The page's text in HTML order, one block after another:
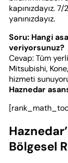
kapınızdayız.
yanınızdayız.
Soru: Hangi
veriyorsunuz?
Cevap: Tüm
Mitsubishi,
hizmeti
Haznedar
Bölgesel